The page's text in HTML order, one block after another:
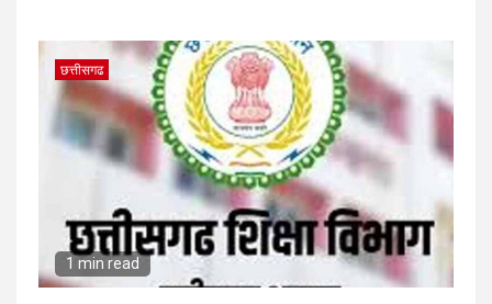
छत्तीसगढ
1 min read